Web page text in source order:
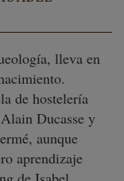
lleva en
de hostelería
Ducasse y
aunque
aprendizaje